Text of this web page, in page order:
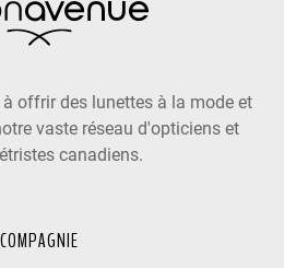
offrir des lunettes à la mode et
vaste réseau d'opticiens et
canadiens.
COMPAGNIE